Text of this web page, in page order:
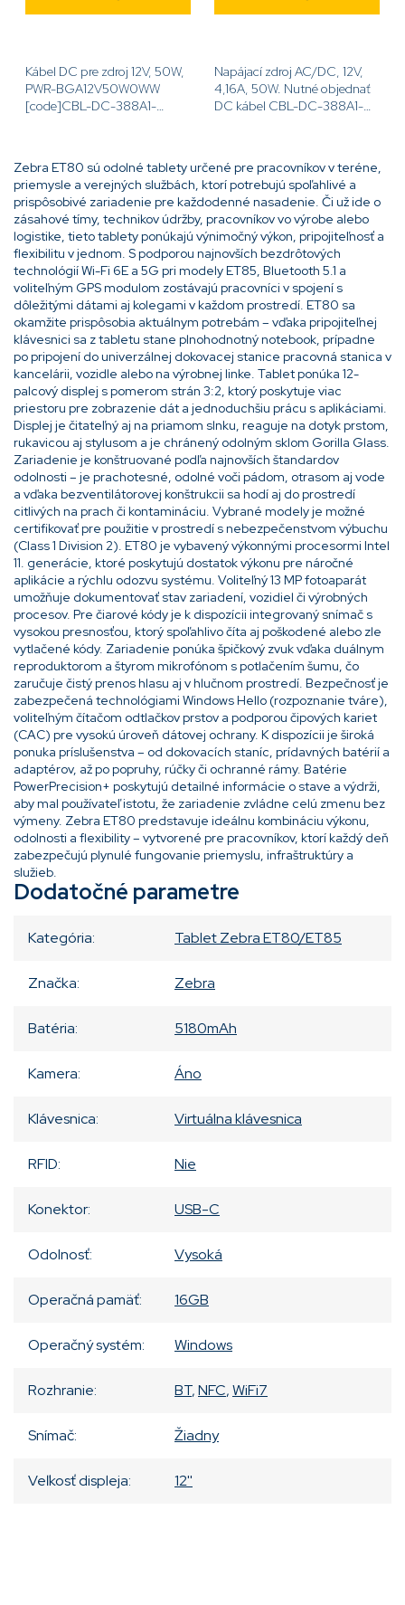
Kábel DC pre zdroj 12V, 50W,
PWR-BGA12V50W0WW
[code]CBL-DC-388A1-
Napájací zdroj AC/DC, 12V,
4,16A, 50W. Nutné objednať
DC kábel CBL-DC-388A1-
Zebra ET80 sú odolné tablety určené pre pracovníkov v teréne,
priemysle a verejných službách, ktorí potrebujú spoľahlivé a
prispôsobivé zariadenie pre každodenné nasadenie. Či už ide o
zásahové tímy, technikov údržby, pracovníkov vo výrobe alebo
logistike, tieto tablety ponúkajú výnimočný výkon, pripojiteľnosť a
flexibilitu v jednom. S podporou najnovších bezdrôtových
technológií Wi-Fi 6E a 5G pri modely ET85, Bluetooth 5.1 a
voliteľným GPS modulom zostávajú pracovníci v spojení s
dôležitými dátami aj kolegami v každom prostredí. ET80 sa
okamžite prispôsobia aktuálnym potrebám – vďaka pripojiteľnej
klávesnici sa z tabletu stane plnohodnotný notebook, prípadne
po pripojení do univerzálnej dokovacej stanice pracovná stanica v
kancelárii, vozidle alebo na výrobnej linke. Tablet ponúka 12-
palcový displej s pomerom strán 3:2, ktorý poskytuje viac
priestoru pre zobrazenie dát a jednoduchšiu prácu s aplikáciami.
Displej je čitateľný aj na priamom slnku, reaguje na dotyk prstom,
rukavicou aj stylusom a je chránený odolným sklom Gorilla Glass.
Zariadenie je konštruované podľa najnovších štandardov
odolnosti – je prachotesné, odolné voči pádom, otrasom aj vode
a vďaka bezventilátorovej konštrukcii sa hodí aj do prostredí
citlivých na prach či kontamináciu. Vybrané modely je možné
certifikovať pre použitie v prostredí s nebezpečenstvom výbuchu
(Class 1 Division 2). ET80 je vybavený výkonnými procesormi Intel
11. generácie, ktoré poskytujú dostatok výkonu pre náročné
aplikácie a rýchlu odozvu systému. Voliteľný 13 MP fotoaparát
umožňuje dokumentovať stav zariadení, vozidiel či výrobných
procesov. Pre čiarové kódy je k dispozícii integrovaný snímač s
vysokou presnosťou, ktorý spoľahlivo číta aj poškodené alebo zle
vytlačené kódy. Zariadenie ponúka špičkový zvuk vďaka duálnym
reproduktorom a štyrom mikrofónom s potlačením šumu, čo
zaručuje čistý prenos hlasu aj v hlučnom prostredí. Bezpečnosť je
zabezpečená technológiami Windows Hello (rozpoznanie tváre),
voliteľným čítačom odtlačkov prstov a podporou čipových kariet
(CAC) pre vysokú úroveň dátovej ochrany. K dispozícii je široká
ponuka príslušenstva – od dokovacích staníc, prídavných batérií a
adaptérov, až po popruhy, rúčky či ochranné rámy. Batérie
PowerPrecision+ poskytujú detailné informácie o stave a výdrži,
aby mal používateľ istotu, že zariadenie zvládne celú zmenu bez
výmeny. Zebra ET80 predstavuje ideálnu kombináciu výkonu,
odolnosti a flexibility – vytvorené pre pracovníkov, ktorí každý deň
zabezpečujú plynulé fungovanie priemyslu, infraštruktúry a
služieb.
Dodatočné parametre
Kategória: Tablet Zebra ET80/ET85
Značka: Zebra
Batéria: 5180mAh
Kamera: Áno
Klávesnica: Virtuálna klávesnica
RFID: Nie
Konektor: USB-C
Odolnosť: Vysoká
Operačná pamäť: 16GB
Operačný systém: Windows
Rozhranie: BT,NFC,WiFi7
Snímač: Žiadny
Veľkosť displeja: 12''